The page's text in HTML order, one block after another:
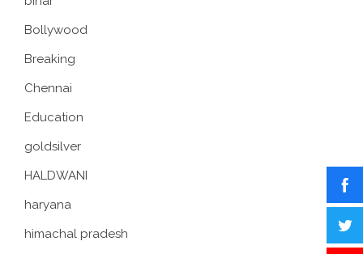
Bollywood
Breaking
Chennai
Education
goldsilver
HALDWANI
haryana
himachal pradesh